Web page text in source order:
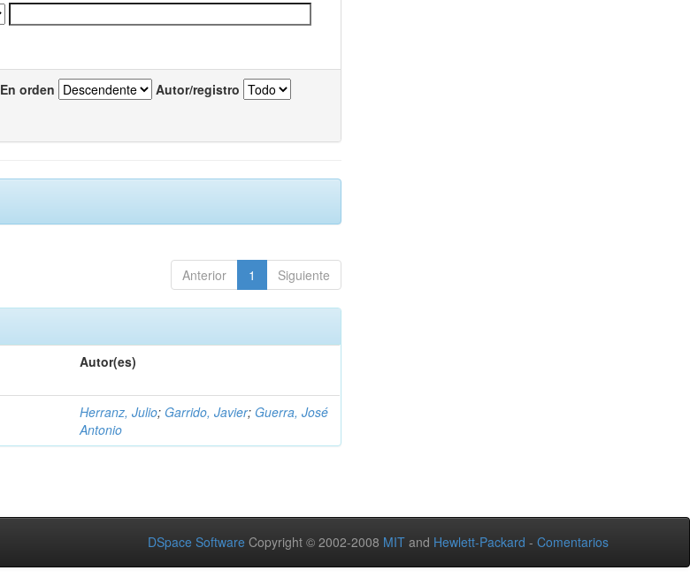
En orden Autor/registro
Anterior 1 Siguiente
Autor(es)
Herranz, Julio; Garrido, Javier; Guerra, José
Antonio
DSpace Software Copyright © 2002-2008 MIT and Hewlett-Packard - Comentarios